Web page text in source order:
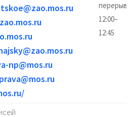
np@mos.ru
перерыв
12:00–
12:45